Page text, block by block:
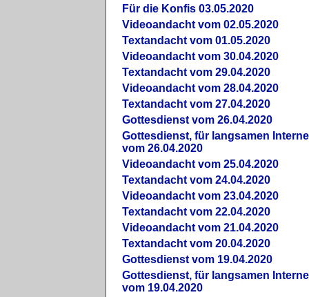
Für die Konfis 03.05.2020
Videoandacht vom 02.05.2020
Textandacht vom 01.05.2020
Videoandacht vom 30.04.2020
Textandacht vom 29.04.2020
Videoandacht vom 28.04.2020
Textandacht vom 27.04.2020
Gottesdienst vom 26.04.2020
Gottesdienst, für langsamen
vom 26.04.2020
Videoandacht vom 25.04.2020
Textandacht vom 24.04.2020
Videoandacht vom 23.04.2020
Textandacht vom 22.04.2020
Videoandacht vom 21.04.2020
Textandacht vom 20.04.2020
Gottesdienst vom 19.04.2020
Gottesdienst, für langsamen
vom 19.04.2020